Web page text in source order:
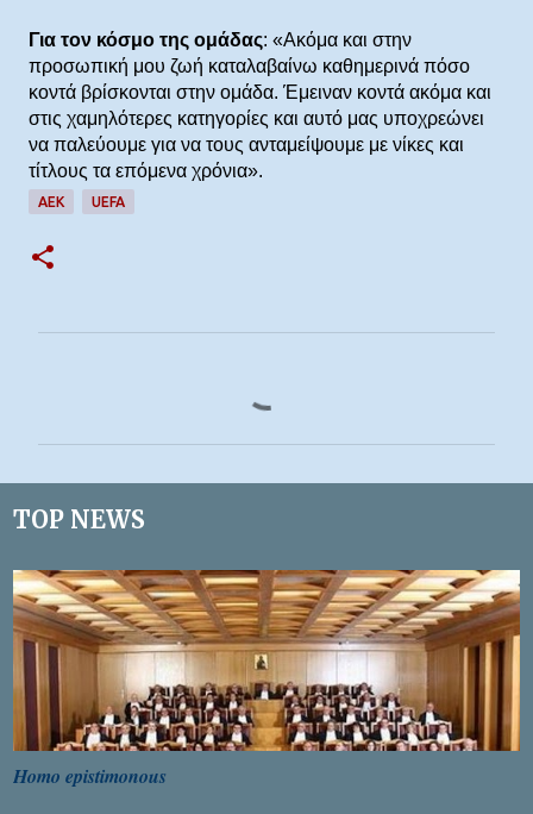
Για τον κόσμο της ομάδας: «Ακόμα και στην
προσωπική μου ζωή καταλαβαίνω καθημερινά πόσο
κοντά βρίσκονται στην ομάδα. Έμειναν κοντά ακόμα και
στις χαμηλότερες κατηγορίες και αυτό μας υποχρεώνει
να παλεύουμε για να τους ανταμείψουμε με νίκες και
τίτλους τα επόμενα χρόνια».
ΑΕΚ UEFA
ι
TOP NEWS
Homo epistimonous